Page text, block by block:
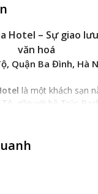
Hotel – Sự giao
văn hoá
Quận Ba Đình, Hà
là một khách sạn
gần với hồ Trúc
mất khoảng 2 phút đi
lửa đến khách sạn, du
Có thể nói rằng,
kỳ nghỉ của bạn.